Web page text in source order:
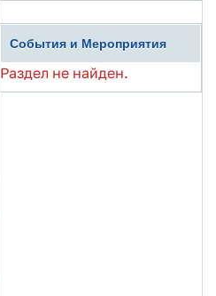
События и Мероприятия
Раздел не найден.